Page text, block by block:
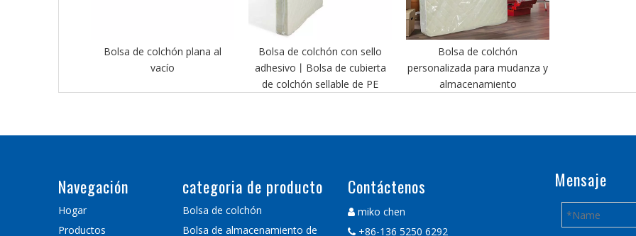
Bolsa de colchón plana al
vacío
Bolsa de colchón con sello
adhesivo丨Bolsa de cubierta
de colchón sellable de PE
Bolsa de colchón
personalizada para mudanza y
almacenamiento
Navegación
Hogar
Productos
categoria de producto
Bolsa de colchón
Bolsa de almacenamiento de
Contáctenos
 miko chen
 +86-136 5250 6292
Mensaje